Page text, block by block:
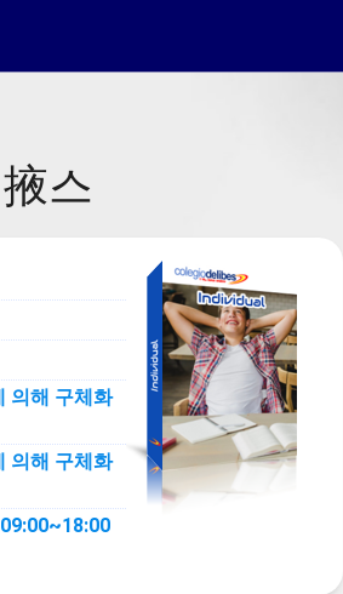
스
의해 구체화
의해 구체화